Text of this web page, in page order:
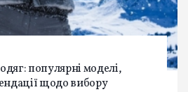
популярні моделі,
щодо вибору